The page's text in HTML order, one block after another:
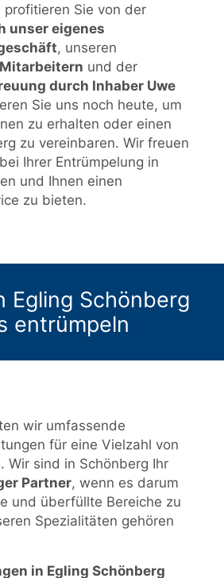
profitieren Sie von der
unser eigenes
, unseren
und der
durch Inhaber Uwe
Sie uns noch heute, um
zu erhalten oder einen
zu vereinbaren. Wir freuen
Ihrer Entrümpelung in
und Ihnen einen
zu bieten.
Egling Schönberg
entrümpeln
wir umfassende
für eine Vielzahl von
Wir sind in Schönberg Ihr
Partner, wenn es darum
und überfüllte Bereiche zu
Spezialitäten gehören
in Egling Schönberg